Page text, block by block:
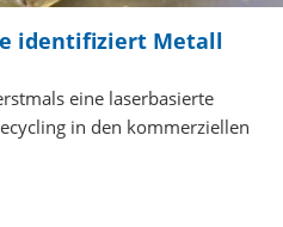
identifiziert Metall
eine laserbasierte
in den kommerziellen